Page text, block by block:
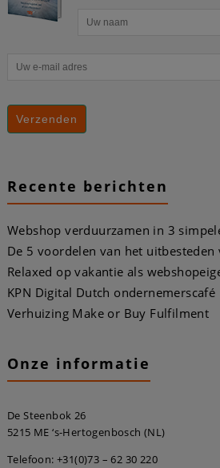
Recente berichten
Webshop verduurzamen in 3
De 5 voordelen van het
Relaxed op vakantie als
KPN Digital Dutch ondernemerscafé
Verhuizing Make or Buy Fulfilment
Onze informatie
De Steenbok 26
5215 ME ‘s-Hertogenbosch (NL)
Telefoon: +31(0)73 – 62 30 220